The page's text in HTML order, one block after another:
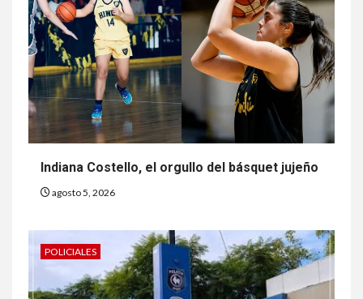
Indiana Costello, el orgullo del básquet jujeño
agosto 5, 2026
POLICIALES